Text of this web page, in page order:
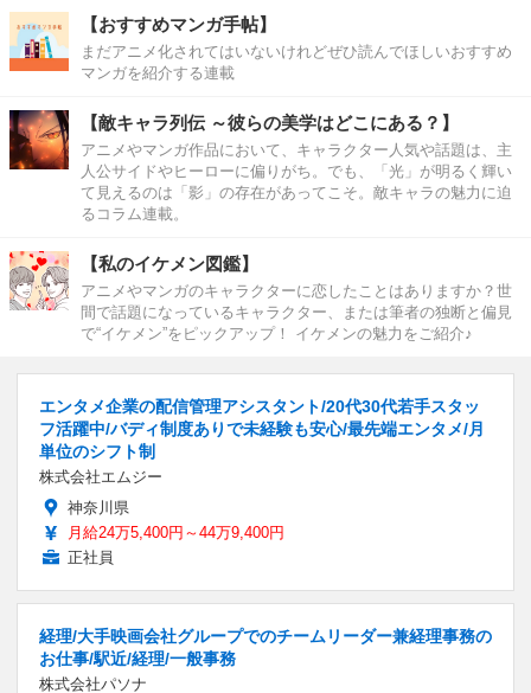
【おすすめマンガ手帖】
まだアニメ化されてはいないけれどぜひ読んでほしいおすすめ
マンガを紹介する連載
【敵キャラ列伝 ～彼らの美学はどこにある？】
アニメやマンガ作品において、キャラクター人気や話題は、主
人公サイドやヒーローに偏りがち。でも、「光」が明るく輝い
て見えるのは「影」の存在があってこそ。敵キャラの魅力に迫
るコラム連載。
【私のイケメン図鑑】
アニメやマンガのキャラクターに恋したことはありますか？世
間で話題になっているキャラクター、または筆者の独断と偏見
で“イケメン”をピックアップ！ イケメンの魅力をご紹介♪
エンタメ企業の配信管理アシスタント/20代30代若手スタッ
フ活躍中/バディ制度ありで未経験も安心/最先端エンタメ/月
単位のシフト制
株式会社エムジー
神奈川県
月給24万5,400円～44万9,400円
正社員
経理/大手映画会社グループでのチームリーダー兼経理事務の
お仕事/駅近/経理/一般事務
株式会社パソナ